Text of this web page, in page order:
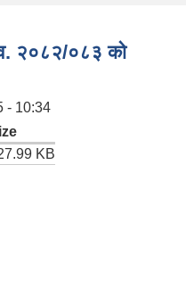
२०८२/०८३ को
- 10:34
KB